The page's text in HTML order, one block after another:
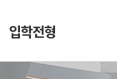
입학전형